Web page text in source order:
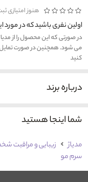
هنوز امتیازی
اولین نفری باشید که در
در صورتی که این محصول را از
می شود. همچنین در صورت تمایل
کنید
درباره برند
شما اینجا هستید
مدیاژ زیبایی و مراقبت
سرم مو